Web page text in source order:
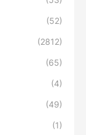
(52)
(2812)
(65)
(4)
(49)
(1)